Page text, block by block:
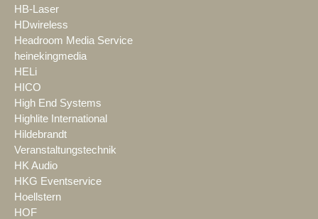
HB-Laser
HDwireless
Headroom Media Service
heinekingmedia
HELi
HICO
High End Systems
Highlite International
Hildebrandt
Veranstaltungstechnik
HK Audio
HKG Eventservice
Hoellstern
HOF